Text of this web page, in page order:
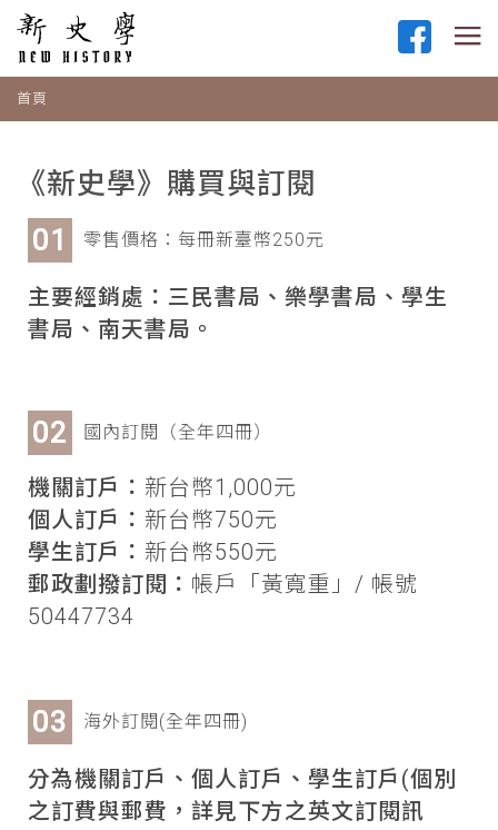
首頁
《新史學》購買與訂閱
零售價格：每冊新臺幣250元
主要經銷處：三民書局、樂學書局、學生
書局、南天書局。
國內訂閱（全年四冊）
機關訂戶： 新台幣1,000元
個人訂戶： 新台幣750元
學生訂戶： 新台幣550元
郵政劃撥訂閱： 帳戶「黃寬重」/ 帳號
50447734
海外訂閱(全年四冊)
分為機關訂戶、個人訂戶、學生訂戶(個別
之訂費與郵費，詳見下方之英文訂閱訊